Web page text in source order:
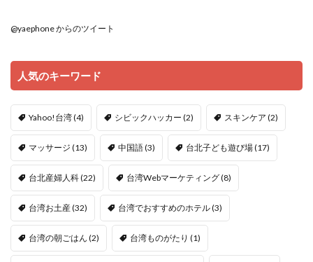
@yaephone からのツイート
人気のキーワード
Yahoo!台湾(4) シビックハッカー (2) スキンケア (2)
マッサージ (13) 中国語(3) 台北子ども遊び場(17)
台北産婦人科(22) 台湾Webマーケティング(8)
台湾お土産(32) 台湾でおすすめのホテル(3)
台湾の朝ごはん (2) 台湾ものがたり (1)